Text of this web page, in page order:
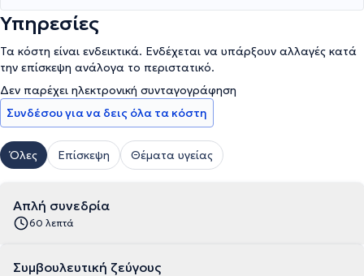
Υπηρεσίες
Τα κόστη είναι ενδεικτικά. Ενδέχεται να υπάρξουν αλλαγές κατά
την επίσκεψη ανάλογα το περιστατικό.
Δεν παρέχει ηλεκτρονική συνταγογράφηση
Συνδέσου για να δεις όλα τα κόστη
Όλες Επίσκεψη Θέματα υγείας
Απλή συνεδρία
60 λεπτά
Συμβουλευτική ζεύγους